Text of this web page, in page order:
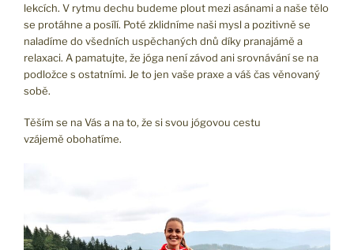
lekcích. V rytmu dechu budeme plout mezi asánami a naše tělo
se protáhne a posílí. Poté zklidníme naši mysl a pozitivně se
naladíme do všedních uspěchaných dnů díky pranajámě a
relaxaci. A pamatujte, že jóga není závod ani srovnávání se na
podložce s ostatními. Je to jen vaše praxe a váš čas věnovaný
sobě.
Těším se na Vás a na to, že si svou jógovou cestu
vzájemě obohatíme.